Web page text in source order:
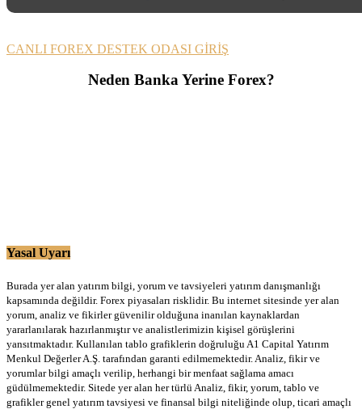
CANLI FOREX DESTEK ODASI GİRİŞ
Neden Banka Yerine Forex?
Yasal Uyarı
Burada yer alan yatırım bilgi, yorum ve tavsiyeleri yatırım danışmanlığı
kapsamında değildir. Forex piyasaları risklidir. Bu internet sitesinde yer alan
yorum, analiz ve fikirler güvenilir olduğuna inanılan kaynaklardan
yararlanılarak hazırlanmıştır ve analistlerimizin kişisel görüşlerini
yansıtmaktadır. Kullanılan tablo grafiklerin doğruluğu A1 Capital Yatırım
Menkul Değerler A.Ş. tarafından garanti edilmemektedir. Analiz, fikir ve
yorumlar bilgi amaçlı verilip, herhangi bir menfaat sağlama amacı
güdülmemektedir. Sitede yer alan her türlü Analiz, fikir, yorum, tablo ve
grafikler genel yatırım tavsiyesi ve finansal bilgi niteliğinde olup, ticari amaçlı